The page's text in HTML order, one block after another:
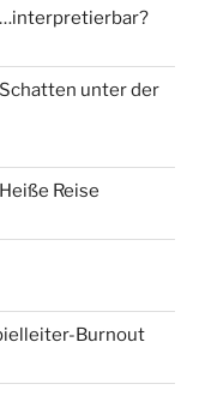
…interpretierbar?
unter der
Reise
Burnout